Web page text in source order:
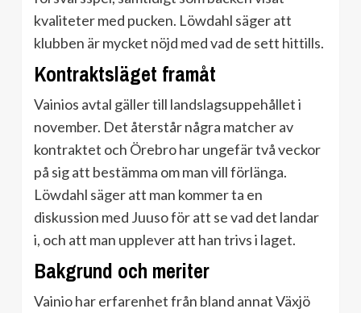
kvaliteter med pucken. Löwdahl säger att
klubben är mycket nöjd med vad de sett hittills.
Kontraktsläget framåt
Vainios avtal gäller till landslagsuppehållet i
november. Det återstår några matcher av
kontraktet och Örebro har ungefär två veckor
på sig att bestämma om man vill förlänga.
Löwdahl säger att man kommer ta en
diskussion med Juuso för att se vad det landar
i, och att man upplever att han trivs i laget.
Bakgrund och meriter
Vainio har erfarenhet från bland annat Växjö